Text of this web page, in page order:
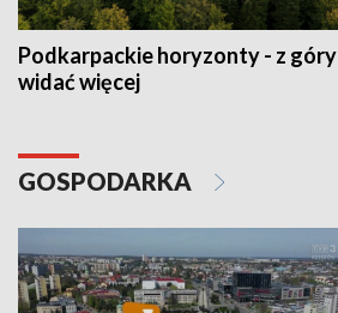
Podkarpackie horyzonty - z góry
widać więcej
GOSPODARKA